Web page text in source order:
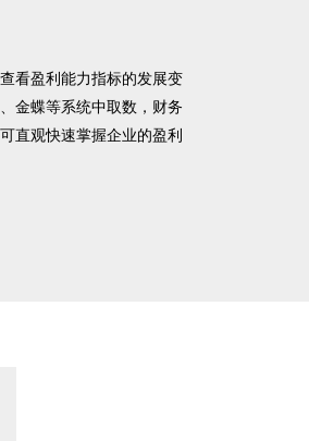
看盈利能力指标的发展变
金蝶等系统中取数，财务
直观快速掌握企业的盈利